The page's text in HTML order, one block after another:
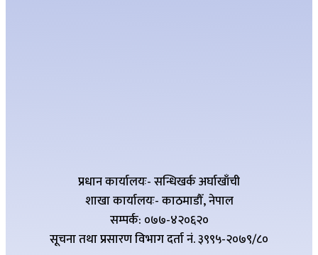
प्रधान कार्यालयः- सन्धिखर्क अर्घाखाँची
शाखा कार्यालयः- काठमाडौँ, नेपाल
सम्पर्क: ०७७-४२०६२०
सूचना तथा प्रसारण विभाग दर्ता नं. ३९९५-२०७९/८०